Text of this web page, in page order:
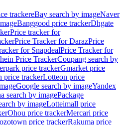
trackereBay search by imageNaver
Banggood price trackerDhgate
Price tracker for
Price Tracker for DarazPrice
for SnapdealPrice Tracker for
Price TrackerCoupang search by
price trackerGmarket price
price trackerLotteon price
Google search by imageYandex
search by imagePackage
by imageLotteimall price
Ohou price trackerMercari price
price trackerRakuma price